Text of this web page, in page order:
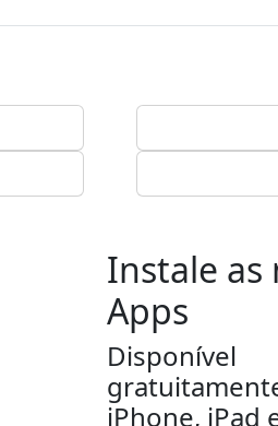
Instale as
Apps
Disponível
iPhone, iPad